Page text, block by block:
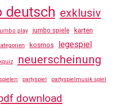
deutsch exklusiv
play jumbo spiele karten
kosmos legespiel
neuerscheinung
partyspiel partyspielmusik spiel
download